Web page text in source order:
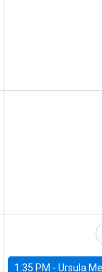
1:35 PM -Ursula Mello, Insper - Institute of Education and Research